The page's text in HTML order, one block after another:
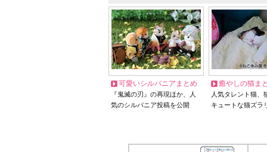
可愛いシルバニアまとめ
『鬼滅の刃』の再現ほか、人
気のシルバニア投稿を公開
癒やしの猫ま
人気タレント猫
キュートな猫ズラ